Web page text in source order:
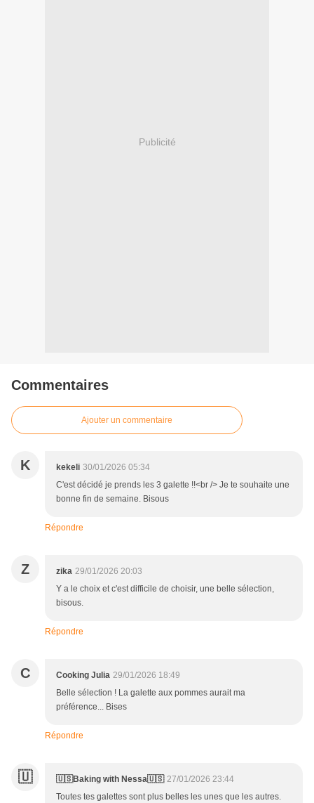
Publicité
Commentaires
Ajouter un commentaire
K kekeli 30/01/2026 05:34
C'est décidé je prends les 3 galette !!<br /> Je te souhaite une
bonne fin de semaine. Bisous
Répondre
Z zika 29/01/2026 20:03
Y a le choix et c'est difficile de choisir, une belle sélection,
bisous.
Répondre
C Cooking Julia 29/01/2026 18:49
Belle sélection ! La galette aux pommes aurait ma
préférence... Bises
Répondre
🇺 🇺🇸Baking with Nessa🇺🇸 27/01/2026 23:44
Toutes tes galettes sont plus belles les unes que les autres.